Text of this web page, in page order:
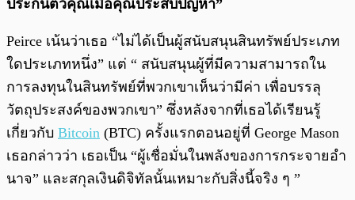
ประกันตัวคุณเมื่อคุณประสบปัญหา”
Peirce เน้นว่าเธอ “ไม่ได้เป็นผู้สนับสนุนสินทรัพย์ประเภท
ใดประเภทหนึ่ง” แต่ “ สนับสนุนผู้ที่มีความสามารถใน
การลงทุนในสินทรัพย์ที่พวกเขาเห็นว่ามีค่า เพื่อบรรลุ
วัตถุประสงค์ของพวกเขา” ซึ่งหลังจากที่เธอได้เรียนรู้
เกี่ยวกับ Bitcoin (BTC) ครั้งแรกตอนอยู่ที่ George Mason
เธอกล่าวว่า เธอเป็น “ผู้เชื่อมั่นในพลังของการกระจายอำ
นาจ” และสกุลเงินดิจิทัลนั้นเหมาะกับสิ่งนี้จริง ๆ ”